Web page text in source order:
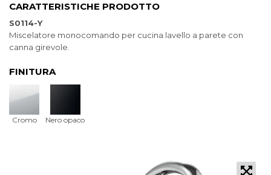
CARATTERISTICHE PRODOTTO
S0114-Y
Miscelatore monocomando per cucina lavello a parete con
canna girevole.
FINITURA
Cromo Nero opaco